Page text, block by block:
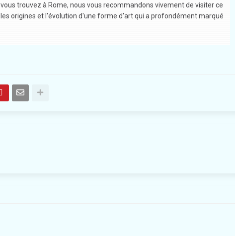
trouvez à Rome, nous vous recommandons vivement de visiter ce
origines et l'évolution d'une forme d'art qui a profondément marqué